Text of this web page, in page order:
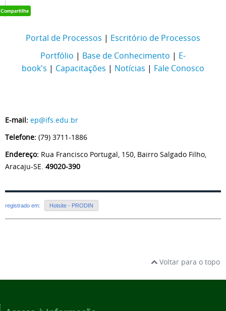
Portal de Processos | Escritório de Processos
Portfólio | Base de Conhecimento | E-
book's | Capacitações | Notícias | Fale Conosco
E-mail: ep@ifs.edu.br
Telefone: (79) 3711-1886
Endereço: Rua Francisco Portugal, 150, Bairro Salgado Filho,
Aracaju-SE. 49020-390
registrado em: Hotsite - PRODIN
Voltar para o topo